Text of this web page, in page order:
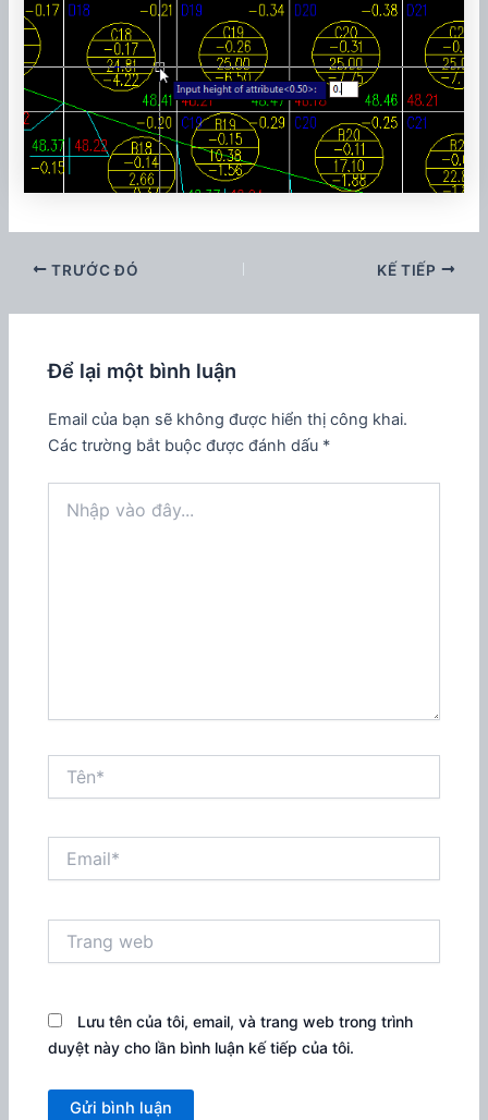
TRƯỚC ĐÓ KẾ TIẾP
Để lại một bình luận
Email của bạn sẽ không được hiển thị công khai.
Các trường bắt buộc được đánh dấu *
vào
web
Lưu tên của tôi, email, và trang web trong trình
duyệt này cho lần bình luận kế tiếp của tôi.